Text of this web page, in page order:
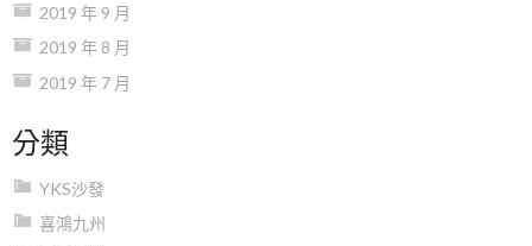
2019 年 9 月
2019 年 8 月
2019 年 7 月
分類
YKS沙發
喜鴻九州